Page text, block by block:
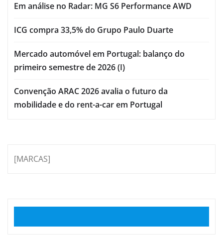
Em análise no Radar: MG S6 Performance AWD
ICG compra 33,5% do Grupo Paulo Duarte
Mercado automóvel em Portugal: balanço do
primeiro semestre de 2026 (I)
Convenção ARAC 2026 avalia o futuro da
mobilidade e do rent-a-car em Portugal
[MARCAS]